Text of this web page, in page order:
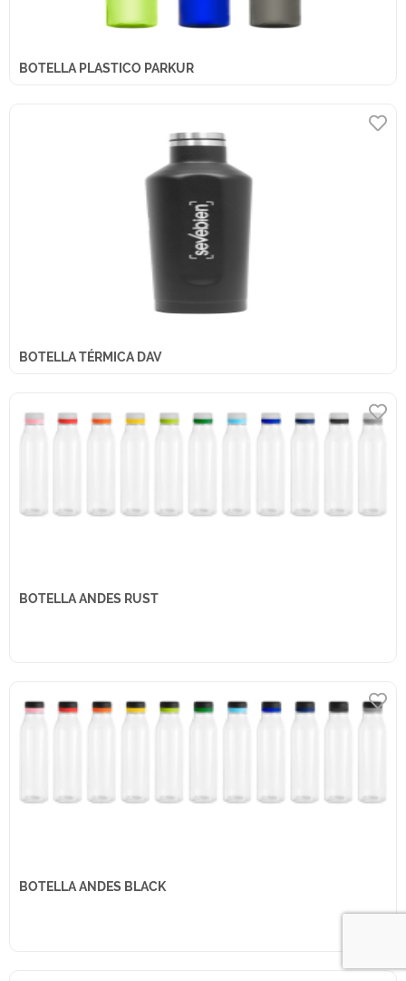
BOTELLA PLASTICO PARKUR
BOTELLA TÉRMICA DAV
BOTELLA ANDES RUST
BOTELLA ANDES BLACK